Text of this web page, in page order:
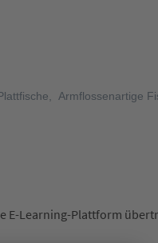
Armflossenartige
Learning-Plattform